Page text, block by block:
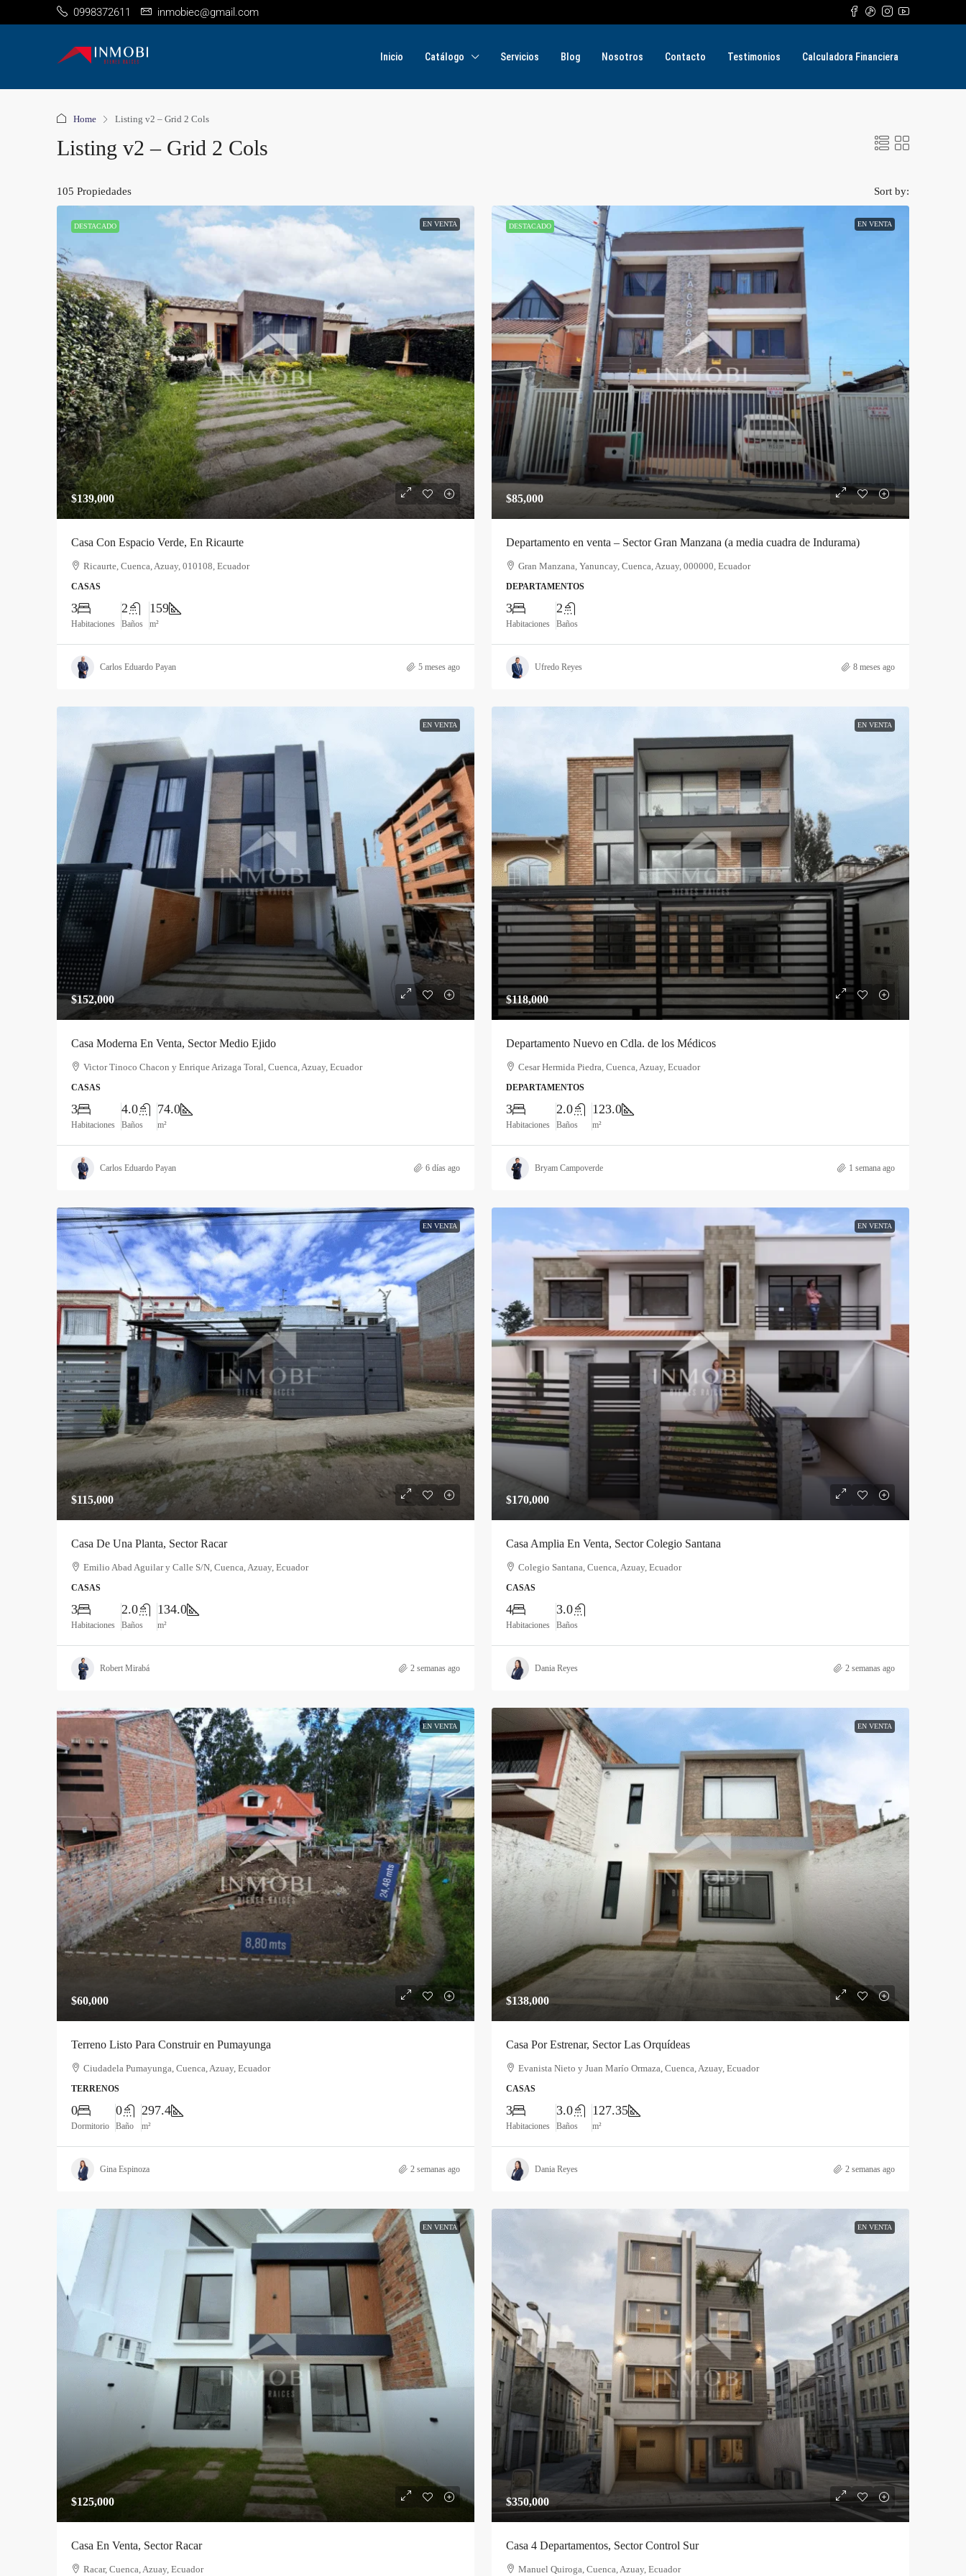
0998372611 inmobiec@gmail.com
Inicio Catálogo Servicios Blog Nosotros Contacto Testimonios Calculadora Financiera
Home Listing v2 – Grid 2 Cols
Listing v2 – Grid 2 Cols
105 Propiedades Sort by:
DESTACADO EN VENTA
$139,000
Casa Con Espacio Verde, En Ricaurte
Ricaurte, Cuenca, Azuay, 010108, Ecuador
CASAS
3
Habitaciones
2
Baños
159
m²
Carlos Eduardo Payan 5 meses ago
DESTACADO EN VENTA
$85,000
Departamento en venta – Sector Gran Manzana (a media cuadra de Indurama)
Gran Manzana, Yanuncay, Cuenca, Azuay, 000000, Ecuador
DEPARTAMENTOS
3
Habitaciones
2
Baños
Ufredo Reyes 8 meses ago
EN VENTA
$152,000
Casa Moderna En Venta, Sector Medio Ejido
Victor Tinoco Chacon y Enrique Arizaga Toral, Cuenca, Azuay, Ecuador
CASAS
3
Habitaciones
4.0
Baños
74.0
m²
Carlos Eduardo Payan 6 días ago
EN VENTA
$118,000
Departamento Nuevo en Cdla. de los Médicos
Cesar Hermida Piedra, Cuenca, Azuay, Ecuador
DEPARTAMENTOS
3
Habitaciones
2.0
Baños
123.0
m²
Bryam Campoverde 1 semana ago
EN VENTA
$115,000
Casa De Una Planta, Sector Racar
Emilio Abad Aguilar y Calle S/N, Cuenca, Azuay, Ecuador
CASAS
3
Habitaciones
2.0
Baños
134.0
m²
Robert Mirabá 2 semanas ago
EN VENTA
$170,000
Casa Amplia En Venta, Sector Colegio Santana
Colegio Santana, Cuenca, Azuay, Ecuador
CASAS
4
Habitaciones
3.0
Baños
Dania Reyes 2 semanas ago
EN VENTA
$60,000
Terreno Listo Para Construir en Pumayunga
Ciudadela Pumayunga, Cuenca, Azuay, Ecuador
TERRENOS
0
Dormitorio
0
Baño
297.4
m²
Gina Espinoza 2 semanas ago
EN VENTA
$138,000
Casa Por Estrenar, Sector Las Orquídeas
Evanista Nieto y Juan Marío Ormaza, Cuenca, Azuay, Ecuador
CASAS
3
Habitaciones
3.0
Baños
127.35
m²
Dania Reyes 2 semanas ago
EN VENTA
$125,000
Casa En Venta, Sector Racar
Racar, Cuenca, Azuay, Ecuador
EN VENTA
$350,000
Casa 4 Departamentos, Sector Control Sur
Manuel Quiroga, Cuenca, Azuay, Ecuador